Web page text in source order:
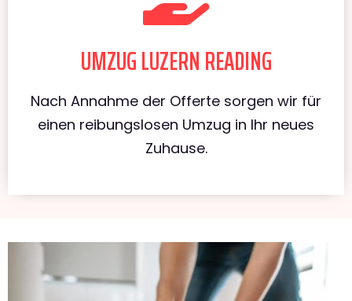
UMZUG LUZERN READING
Nach Annahme der Offerte sorgen wir für
einen reibungslosen Umzug in Ihr neues
Zuhause.